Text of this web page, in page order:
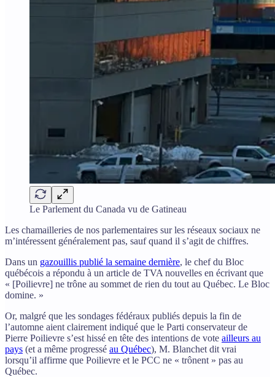
Le Parlement du Canada vu de Gatineau
Les chamailleries de nos parlementaires sur les réseaux sociaux ne
m’intéressent généralement pas, sauf quand il s’agit de chiffres.
Dans un gazouillis publié la semaine dernière, le chef du Bloc
québécois a répondu à un article de TVA nouvelles en écrivant que
« [Poilievre] ne trône au sommet de rien du tout au Québec. Le Bloc
domine. »
Or, malgré que les sondages fédéraux publiés depuis la fin de
l’automne aient clairement indiqué que le Parti conservateur de
Pierre Poilievre s’est hissé en tête des intentions de vote ailleurs au
pays (et a même progressé au Québec), M. Blanchet dit vrai
lorsqu’il affirme que Poilievre et le PCC ne « trônent » pas au
Québec.